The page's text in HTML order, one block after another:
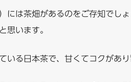
には茶畑があるのをご存知でし
思います。
いる日本茶で、甘くてコクがあり